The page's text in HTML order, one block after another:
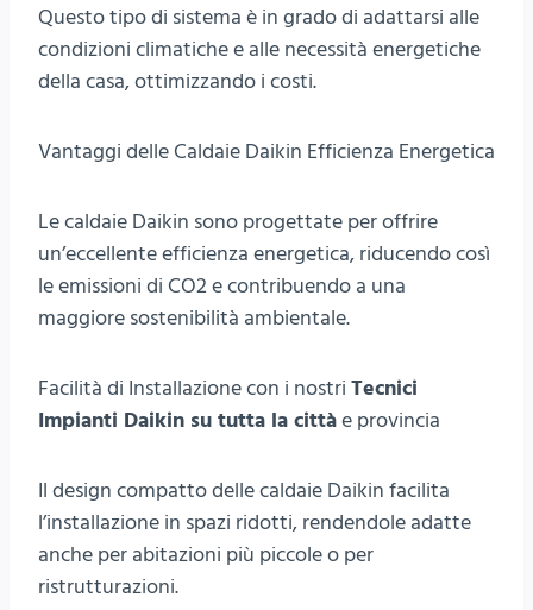
Questo tipo di sistema è in grado di adattarsi alle
condizioni climatiche e alle necessità energetiche
della casa, ottimizzando i costi.
Vantaggi delle Caldaie Daikin Efficienza Energetica
Le caldaie Daikin sono progettate per offrire
un’eccellente efficienza energetica, riducendo così
le emissioni di CO2 e contribuendo a una
maggiore sostenibilità ambientale.
Facilità di Installazione con i nostri Tecnici
Impianti Daikin su tutta la cittàe provincia
Il design compatto delle caldaie Daikin facilita
l’installazione in spazi ridotti, rendendole adatte
anche per abitazioni più piccole o per
ristrutturazioni.